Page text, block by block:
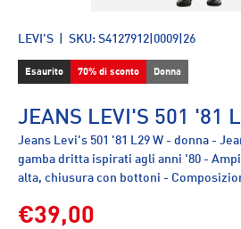
LEVI'S SKU: S4127912|0009|26
Esaurito 70% di sconto Donna
JEANS LEVI'S 501 '81
Jeans Levi's 501 '81 L29 W - donna -
gamba dritta ispirati agli anni '80 -
alta, chiusura con bottoni -
€39,00